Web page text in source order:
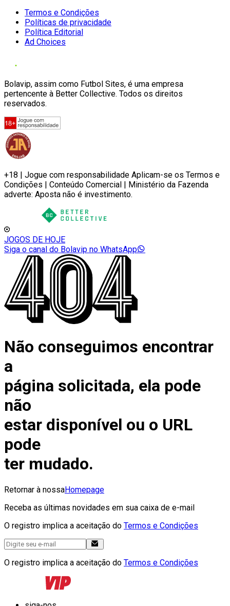
Termos e Condições
Políticas de privacidade
Política Editorial
Ad Choices
Bolavip, assim como Futbol Sites, é uma empresa
pertencente à Better Collective. Todos os direitos
reservados.
+18 | Jogue com responsabilidade Aplicam-se os Termos e
Condições | Conteúdo Comercial | Ministério da Fazenda
adverte: Aposta não é investimento.
JOGOS DE HOJE
Siga o canal do Bolavip no WhatsApp
Não conseguimos encontrar
a
página solicitada, ela pode
não
estar disponível ou o URL
pode
ter mudado.
Retornar à nossaHomepage
Receba as últimas novidades em sua caixa de e-mail
O registro implica a aceitação do Termos e Condições
O registro implica a aceitação do Termos e Condições